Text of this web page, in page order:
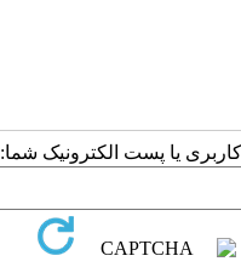
یا پست الکترونیک شما: